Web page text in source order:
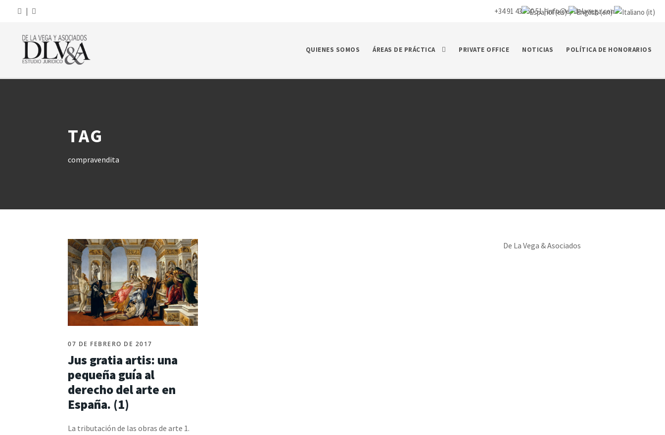
| +34 91 435 50 51 |info@ej-delavega.com
QUIENES SOMOS ÁREAS DE PRÁCTICA PRIVATE OFFICE NOTICIAS POLÍTICA DE HONORARIOS
TAG
compravendita
07 DE FEBRERO DE 2017
Jus gratia artis: una
pequeña guía al
derecho del arte en
España. (1)
La tributación de las obras de arte 1.
De La Vega & Asociados